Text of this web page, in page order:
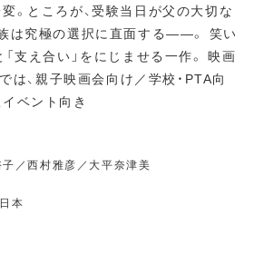
。ところが、受験当日が父の大切な
は究極の選択に直面する——。 笑い
「支え合い」をにじませる一作。 映画
、親子映画会向け／学校・PTA向
ベント向き
／西村雅彦／大平奈津美
本